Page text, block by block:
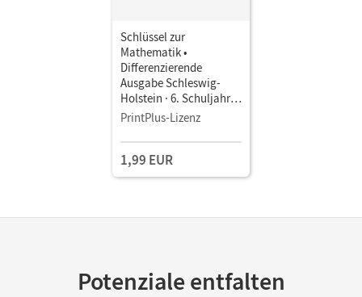
Schlüssel zur
Mathematik •
Differenzierende
Ausgabe Schleswig-
Holstein · 6. Schuljahr •
Schulbuch als E-Book
PrintPlus-Lizenz
1,99 EUR
Potenziale entfalten